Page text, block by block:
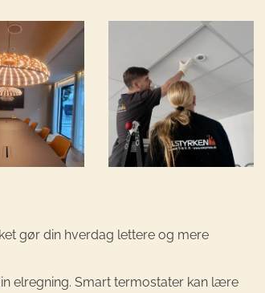
gør din hverdag lettere og mere
elregning. Smart termostater kan lære